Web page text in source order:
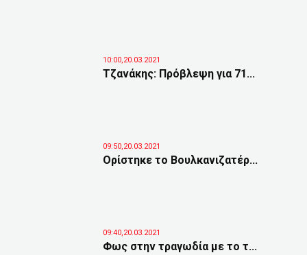
10:00,20.03.2021
Τζανάκης: Πρόβλεψη για 71...
09:50,20.03.2021
Ορίστηκε το Βουλκανιζατέρ...
09:40,20.03.2021
Φως στην τραγωδία με το τ...